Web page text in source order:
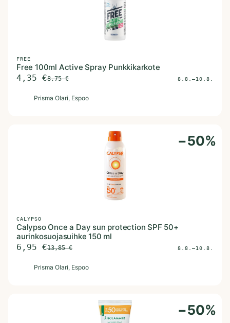
FREE
Free 100ml Active Spray Punkkikarkote
4,35 €8,75€ 8.8.–10.8.
Prisma Olari, Espoo
−50%
CALYPSO
Calypso Once a Day sun protection SPF 50+
aurinkosuojasuihke 150 ml
6,95 €13,85€ 8.8.–10.8.
Prisma Olari, Espoo
−50%